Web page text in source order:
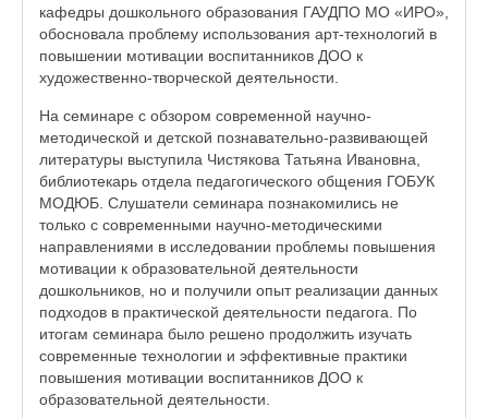
кафедры дошкольного образования ГАУДПО МО «ИРО»,
обосновала проблему использования арт-технологий в
повышении мотивации воспитанников ДОО к
художественно-творческой деятельности.
На семинаре с обзором современной научно-
методической и детской познавательно-развивающей
литературы выступила Чистякова Татьяна Ивановна,
библиотекарь отдела педагогического общения ГОБУК
МОДЮБ. Слушатели семинара познакомились не
только с современными научно-методическими
направлениями в исследовании проблемы повышения
мотивации к образовательной деятельности
дошкольников, но и получили опыт реализации данных
подходов в практической деятельности педагога. По
итогам семинара было решено продолжить изучать
современные технологии и эффективные практики
повышения мотивации воспитанников ДОО к
образовательной деятельности.